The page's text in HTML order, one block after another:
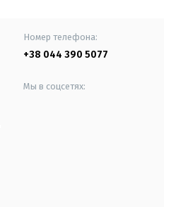
Номер телефона:
+38 044 390 5077
Мы в соцсетях: